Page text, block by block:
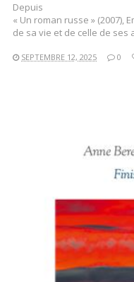
Depuis
« Un roman russe » (2007),
de sa vie et de celle de ses
SEPTEMBRE 12, 2025 0